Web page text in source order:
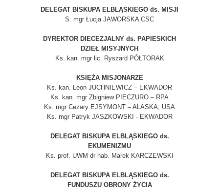
DELEGAT BISKUPA ELBLĄSKIEGO ds. MISJI
S. mgr Łucja JAWORSKA CSC
DYREKTOR DIECEZJALNY ds. PAPIESKICH
DZIEŁ MISYJNYCH
Ks. kan. mgr lic. Ryszard PÓŁTORAK
KSIĘŻA MISJONARZE
Ks. kan. Leon JUCHNIEWICZ – EKWADOR
Ks. kan. mgr Zbigniew PIECZURO – RPA
Ks. mgr Cezary EJSYMONT – ALASKA, USA
Ks. mgr Patryk JASZKOWSKI - EKWADOR
DELEGAT BISKUPA ELBLĄSKIEGO ds.
EKUMENIZMU
Ks. prof. UWM dr hab. Marek KARCZEWSKI
DELEGAT BISKUPA ELBLĄSKIEGO ds.
FUNDUSZU OBRONY ŻYCIA